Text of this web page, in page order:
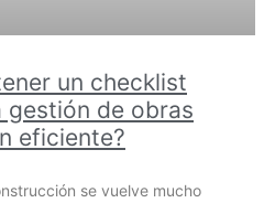
un checklist
gestión de obras
eficiente?
se vuelve mucho